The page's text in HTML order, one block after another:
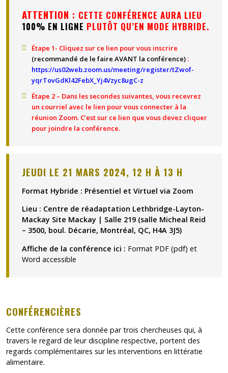
ATTENTION : CETTE CONFÉRENCE AURA LIEU
100% EN LIGNE PLUTÔT QU’EN MODE HYBRIDE.
Étape 1- Cliquez sur ce lien pour vous inscrire
(recommandé de le faire AVANT la conférence):
https://us02web.zoom.us/meeting/register/tZwof-
yqrTovGdKl42FebX_Yj4Vzyc8ugC-z
Étape 2 – Dans les secondes suivantes, vous recevrez
un courriel avec le lien pour vous connecter à la
réunion Zoom. C’est sur ce lien que vous devez cliquer
pour joindre la conférence.
JEUDI LE 21 MARS 2024, 12 H À 13 H
Format Hybride : Présentiel et Virtuel via Zoom
Lieu : Centre de réadaptation Lethbridge-Layton-
Mackay Site Mackay | Salle 219 (salle Micheal Reid
– 3500, boul. Décarie, Montréal, QC, H4A 3J5)
Affiche de la conférence ici : Format PDF (pdf) et
Word accessible
CONFÉRENCIÈRES
Cette conférence sera donnée par trois chercheuses qui, à
travers le regard de leur discipline respective, portent des
regards complémentaires sur les interventions en littératie
alimentaire.